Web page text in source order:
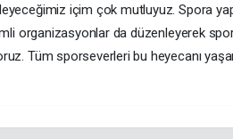
içim çok mutluyuz. Spora
organizasyonlar da düzenleyerek
Tüm sporseverleri bu heyecanı